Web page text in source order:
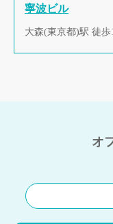
寧波ビル
大森(東京都)駅 徒歩
オ